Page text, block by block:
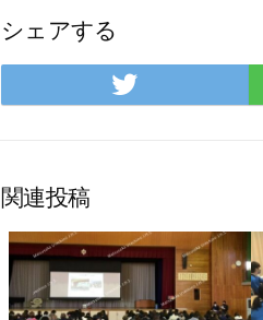
シェアする
Twitter
で
関連投稿